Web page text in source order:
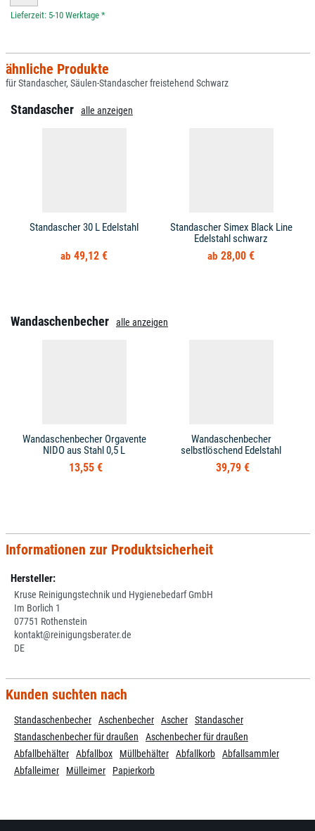
*
ähnliche Produkte
für Standascher, Säulen-Standascher freistehend Schwarz
Standascher alle anzeigen
Standascher 30 L Edelstahl
49,12 €
Standascher Simex Black Line
Edelstahl schwarz
28,00 €
Wandaschenbecher alle anzeigen
Wandaschenbecher Orgavente
NIDO aus Stahl 0,5 L
13,55 €
Wandaschenbecher
selbstlöschend Edelstahl
39,79 €
Informationen zur Produktsicherheit
Hersteller:
Kruse Reinigungstechnik und Hygienebedarf GmbH
Im Borlich 1
07751 Rothenstein
kontakt@reinigungsberater.de
DE
Kunden suchten nach
Standaschenbecher Aschenbecher Ascher
Standascher
Standaschenbecher für draußen
Aschenbecher für draußen
Abfallbehälter
Abfallbox Müllbehälter Abfallkorb
Abfallsammler
Abfalleimer
Mülleimer Papierkorb